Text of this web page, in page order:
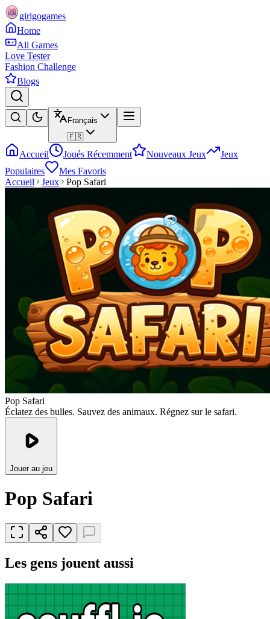
girlgogames
Home
All Games
Love Tester
Fashion Challenge
Blogs
Français
🇫🇷
Accueil Joués Récemment Nouveaux Jeux
Jeux
Populaires
Mes Favoris
Accueil
Jeux Pop Safari
Pop Safari
Éclatez des bulles. Sauvez des animaux. Régnez sur le safari.
Jouer au jeu
Pop Safari
Les gens jouent aussi